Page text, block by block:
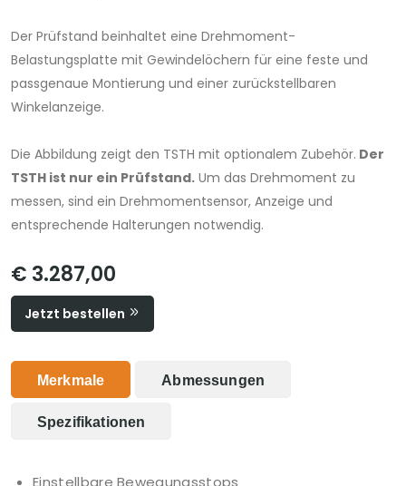
Der Prüfstand beinhaltet eine Drehmoment-
Belastungsplatte mit Gewindelöchern für eine feste und
passgenaue Montierung und einer zurückstellbaren
Winkelanzeige.
Die Abbildung zeigt den TSTH mit optionalem Zubehör. Der
TSTH ist nur ein Prüfstand. Um das Drehmoment zu
messen, sind ein Drehmomentsensor, Anzeige und
entsprechende Halterungen notwendig.
€ 3.287,00
Jetzt bestellen
Merkmale Abmessungen
Spezifikationen
Einstellbare Bewegungsstops